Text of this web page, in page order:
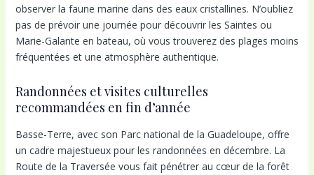
observer la faune marine dans des eaux cristallines. N’oubliez
pas de prévoir une journée pour découvrir les Saintes ou
Marie-Galante en bateau, où vous trouverez des plages moins
fréquentées et une atmosphère authentique.
Randonnées et visites culturelles
recommandées en fin d’année
Basse-Terre, avec son Parc national de la Guadeloupe, offre
un cadre majestueux pour les randonnées en décembre. La
Route de la Traversée vous fait pénétrer au cœur de la forêt